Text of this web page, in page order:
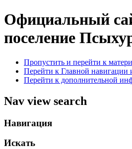
Официальный
поселение
Пропустить и перейти к
Перейти к Главной навигации
Перейти к дополнительной
Nav view search
Навигация
Искать